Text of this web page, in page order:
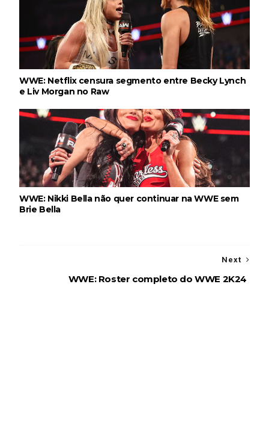
WWE: Netflix censura segmento entre Becky Lynch
e Liv Morgan no Raw
WWE: Nikki Bella não quer continuar na WWE sem
Brie Bella
Next
WWE: Roster completo do WWE 2K24